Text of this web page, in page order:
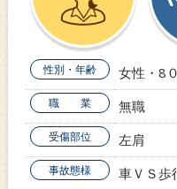
性別・年齢 女性・8
職 業 無職
受傷部位 左肩
事故態様 車ＶＳ歩